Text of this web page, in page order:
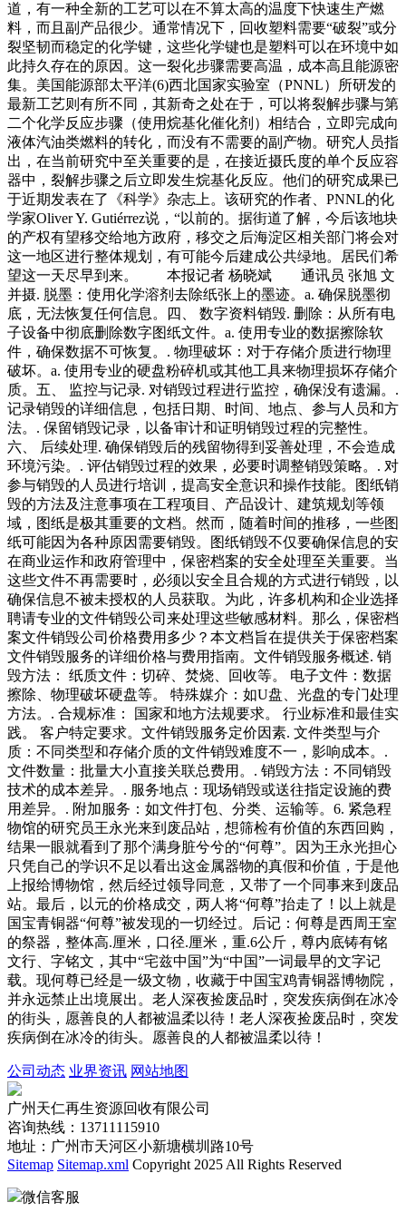
道，有一种全新的工艺可以在不算太高的温度下快速生产燃
料，而且副产品很少。通常情况下，回收塑料需要“破裂”或分
裂坚韧而稳定的化学键，这些化学键也是塑料可以在环境中如
此持久存在的原因。这一裂化步骤需要高温，成本高且能源密
集。美国能源部太平洋(6)西北国家实验室（PNNL）所研发的
最新工艺则有所不同，其新奇之处在于，可以将裂解步骤与第
二个化学反应步骤（使用烷基化催化剂）相结合，立即完成向
液体汽油类燃料的转化，而没有不需要的副产物。研究人员指
出，在当前研究中至关重要的是，在接近摄氏度的单个反应容
器中，裂解步骤之后立即发生烷基化反应。他们的研究成果已
于近期发表在了《科学》杂志上。该研究的作者、PNNL的化
学家Oliver Y. Gutiérrez说，“以前的。据街道了解，今后该地块
的产权有望移交给地方政府，移交之后海淀区相关部门将会对
这一地区进行整体规划，有可能今后建成公共绿地。居民们希
望这一天尽早到来。 本报记者 杨晓斌 通讯员 张旭 文
并摄. 脱墨：使用化学溶剂去除纸张上的墨迹。a. 确保脱墨彻
底，无法恢复任何信息。四、 数字资料销毁. 删除：从所有电
子设备中彻底删除数字图纸文件。a. 使用专业的数据擦除软
件，确保数据不可恢复。. 物理破坏：对于存储介质进行物理
破坏。a. 使用专业的硬盘粉碎机或其他工具来物理损坏存储介
质。五、 监控与记录. 对销毁过程进行监控，确保没有遗漏。.
记录销毁的详细信息，包括日期、时间、地点、参与人员和方
法。. 保留销毁记录，以备审计和证明销毁过程的完整性。
六、 后续处理. 确保销毁后的残留物得到妥善处理，不会造成
环境污染。. 评估销毁过程的效果，必要时调整销毁策略。. 对
参与销毁的人员进行培训，提高安全意识和操作技能。图纸销
毁的方法及注意事项在工程项目、产品设计、建筑规划等领
域，图纸是极其重要的文档。然而，随着时间的推移，一些图
纸可能因为各种原因需要销毁。图纸销毁不仅要确保信息的安
在商业运作和政府管理中，保密档案的安全处理至关重要。当
这些文件不再需要时，必须以安全且合规的方式进行销毁，以
确保信息不被未授权的人员获取。为此，许多机构和企业选择
聘请专业的文件销毁公司来处理这些敏感材料。那么，保密档
案文件销毁公司价格费用多少？本文档旨在提供关于保密档案
文件销毁服务的详细价格与费用指南。文件销毁服务概述. 销
毁方法： 纸质文件：切碎、焚烧、回收等。 电子文件：数据
擦除、物理破坏硬盘等。 特殊媒介：如U盘、光盘的专门处理
方法。. 合规标准： 国家和地方法规要求。 行业标准和最佳实
践。 客户特定要求。文件销毁服务定价因素. 文件类型与介
质：不同类型和存储介质的文件销毁难度不一，影响成本。.
文件数量：批量大小直接关联总费用。. 销毁方法：不同销毁
技术的成本差异。. 服务地点：现场销毁或送往指定设施的费
用差异。. 附加服务：如文件打包、分类、运输等。6. 紧急程
物馆的研究员王永光来到废品站，想筛检有价值的东西回购，
结果一眼就看到了那个满身脏兮兮的“何尊”。因为王永光担心
只凭自己的学识不足以看出这金属器物的真假和价值，于是他
上报给博物馆，然后经过领导同意，又带了一个同事来到废品
站。最后，以元的价格成交，两人将“何尊”抬走了！以上就是
国宝青铜器“何尊”被发现的一切经过。后记：何尊是西周王室
的祭器，整体高.厘米，口径.厘米，重.6公斤，尊内底铸有铭
文行、字铭文，其中“宅兹中国”为“中国”一词最早的文字记
载。现何尊已经是一级文物，收藏于中国宝鸡青铜器博物院，
并永远禁止出境展出。老人深夜捡废品时，突发疾病倒在冰冷
的街头，愿善良的人都被温柔以待！老人深夜捡废品时，突发
疾病倒在冰冷的街头。愿善良的人都被温柔以待！
公司动态 业界资讯 网站地图
广州天仁再生资源回收有限公司
咨询热线：13711115910
地址：广州市天河区小新塘横圳路10号
Sitemap Sitemap.xml Copyright 2025 All Rights Reserved
微信客服